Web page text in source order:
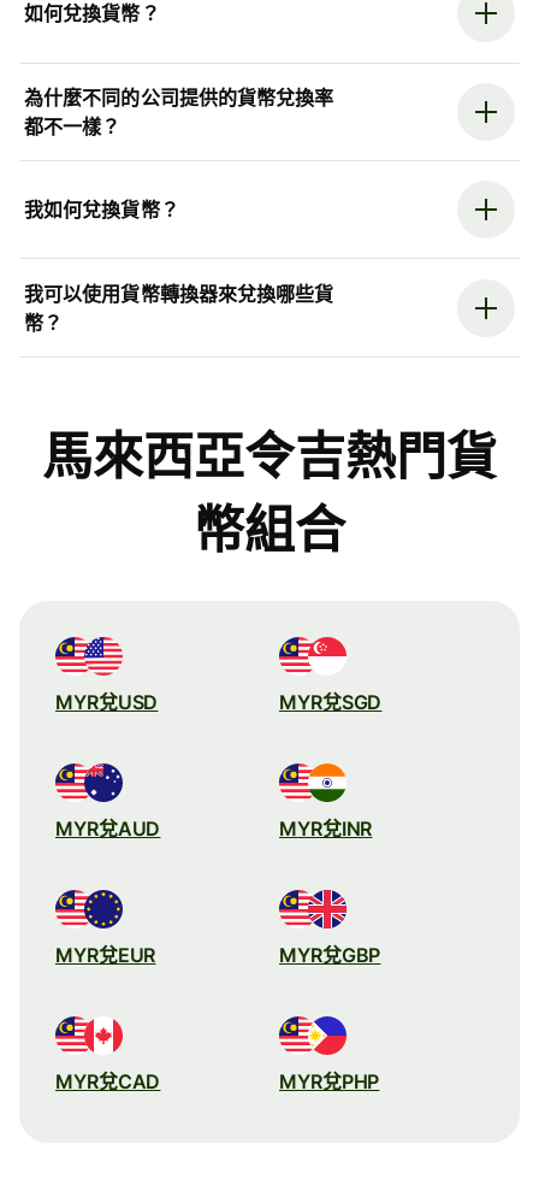
如何兌換貨幣？
為什麼不同的公司提供的貨幣兌換率
都不一樣？
我如何兌換貨幣？
我可以使用貨幣轉換器來兌換哪些貨
幣？
馬來西亞令吉熱門貨
幣組合
MYR兌USD MYR兌SGD
MYR兌AUD MYR兌INR
MYR兌EUR MYR兌GBP
MYR兌CAD MYR兌PHP